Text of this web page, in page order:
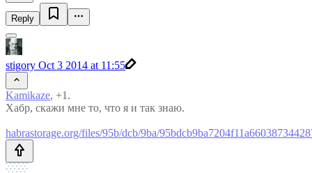
Reply
stigory Oct 3 2014 at 11:55
Kamikaze, +1.
Хабр, скажи мне то, что я и так знаю.
habrastorage.org/files/95b/dcb/9ba/